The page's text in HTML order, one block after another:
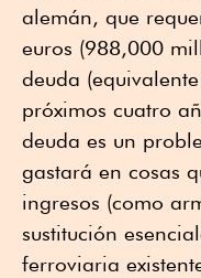
alemán, que
euros (988,000
deuda
próximos cuatro
deuda es un
gastará en cosas
ingresos (como
sustitución
ferroviaria